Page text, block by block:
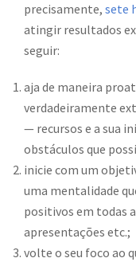
precisamente, sete
atingir resultados
seguir:
aja de maneira
verdadeiramente
— recursos e a sua
obstáculos que
inicie com um
uma mentalidade
positivos em todas
apresentações etc.;
volte o seu foco ao